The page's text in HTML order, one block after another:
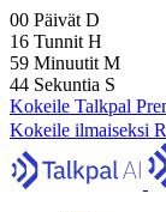
00 Päivät D
16 Tunnit H
59 Minuutit M
43 Sekuntia S
Kokeile Talkpal
Kokeile ilmaiseksi